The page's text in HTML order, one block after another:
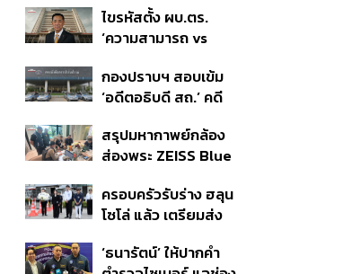
ไขรหัสตั้ง ผบ.ตร.
‘ความสามารถ vs
ปฏิรูปสีกากี กับ
พล.ต.อ. เอก อังสนา
กองปราบฯ สอบเข้ม
‘อดีตอธิบดี สถ.’ คดี
6 ข้อหาหนัก จ่อชง
ป.ป.ช. 12 ส.ค. นี้
สรุปมหากาพย์กล้อง
ส่องพระ ZEISS Blue
ผลิต 8.3 ล้าน สู่ข้อ
พิพาท ‘มาเวลล์ฯ’ ฟ้อง
หนี้-แอบระบุแบรนด์
ครอบครัวรับร่าง ฮลุน
โซโล่ แล้ว เตรียมส่ง
เสียชีวิต
‘ธนารัตน์’ ให้ปากคำ